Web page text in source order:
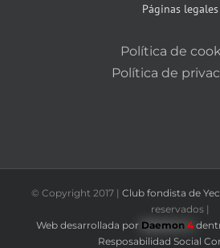
Páginas legales
Política de
Política de
© Copyright 2017 | Club fondista de
reservados |
Web desarrollada por Daemon 4
Resposabilidad Social